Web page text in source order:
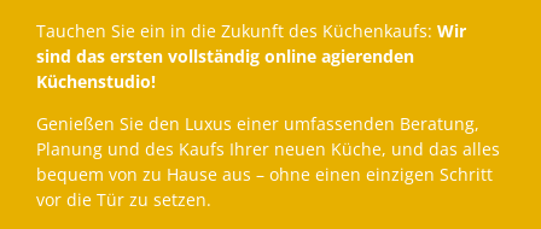
Tauchen Sie ein in die Zukunft des Küchenkaufs: Wir
sind das ersten vollständig online agierenden
Küchenstudio!
Genießen Sie den Luxus einer umfassenden Beratung,
Planung und des Kaufs Ihrer neuen Küche, und das alles
bequem von zu Hause aus – ohne einen einzigen Schritt
vor die Tür zu setzen.